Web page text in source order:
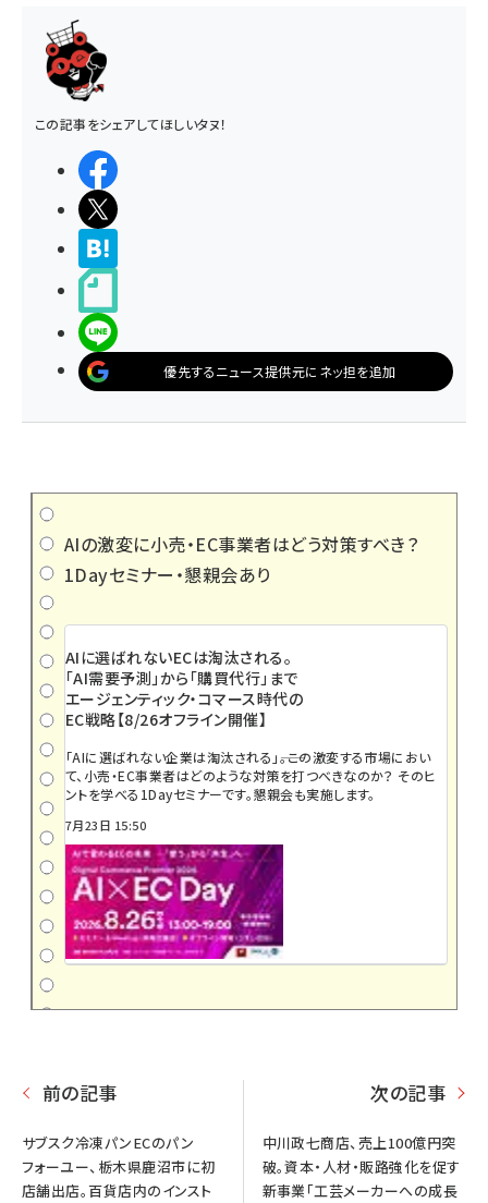
この記事をシェアしてほしいタヌ！
優先するニュース提供元にネッ担を追加
AIの激変に小売・EC事業者はどう対策すべき？
1Dayセミナー・懇親会あり
AIに選ばれないECは淘汰される。
「AI需要予測」から「購買代行」まで
エージェンティック・コマース時代の
EC戦略【8/26オフライン開催】
「AIに選ばれない企業は淘汰される」――。この激変する市場におい
て、小売・EC事業者はどのような対策を打つべきなのか？ そのヒ
ントを学べる1Dayセミナーです。懇親会も実施します。
7月23日 15:50
前の記事
サブスク冷凍パンECのパン
フォーユー、栃木県鹿沼市に初
店舗出店。百貨店内のインスト
次の記事
中川政七商店、売上100億円突
破。資本・人材・販路強化を促す
新事業「工芸メーカーへの成長